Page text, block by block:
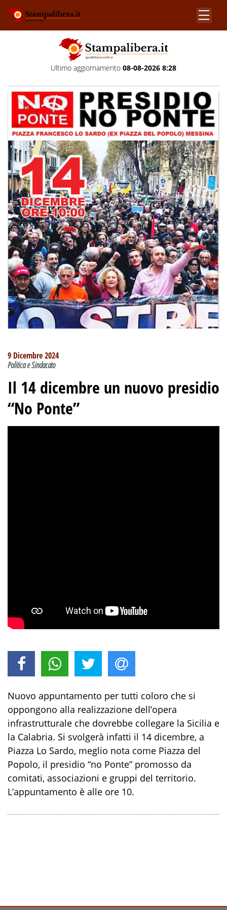
Ultimo aggiornamento 08-08-2026 8:28
9 Dicembre 2024
Politica e Sindacato
Il 14 dicembre un nuovo presidio
“No Ponte”
Nuovo appuntamento per tutti coloro che si
oppongono alla realizzazione dell’opera
infrastrutturale che dovrebbe collegare la Sicilia e
la Calabria. Si svolgerà infatti il 14 dicembre, a
Piazza Lo Sardo, meglio nota come Piazza del
Popolo, il presidio “no Ponte” promosso da
comitati, associazioni e gruppi del territorio.
L’appuntamento è alle ore 10.